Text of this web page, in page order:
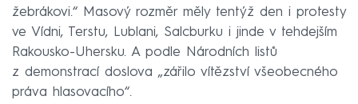
žebrákovi.“ Masový rozměr měly tentýž den i protesty
ve Vídni, Terstu, Lublani, Salcburku i jinde v tehdejším
Rakousko-Uhersku. A podle Národních listů
z demonstrací doslova „zářilo vítězství všeobecného
práva hlasovacího“.